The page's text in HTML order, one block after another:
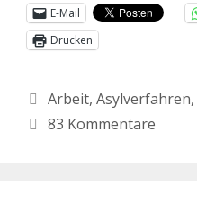
E-Mail
Drucken
Arbeit, Asylverfahren,
83 Kommentare